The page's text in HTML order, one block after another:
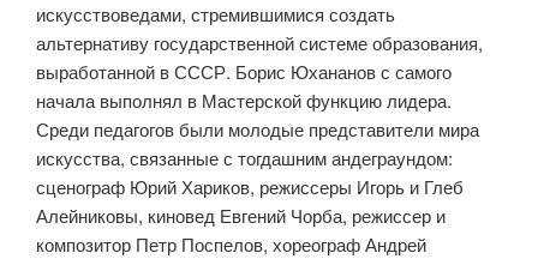
искусствоведами, стремившимися создать
альтернативу государственной системе образования,
выработанной в СССР. Борис Юхананов с самого
начала выполнял в Мастерской функцию лидера.
Среди педагогов были молодые представители мира
искусства, связанные с тогдашним андеграундом:
сценограф Юрий Хариков, режиссеры Игорь и Глеб
Алейниковы, киновед Евгений Чорба, режиссер и
композитор Петр Поспелов, хореограф Андрей